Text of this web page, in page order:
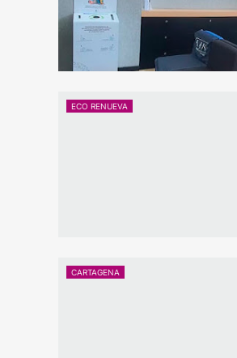
ECO RENUEVA
CARTAGENA